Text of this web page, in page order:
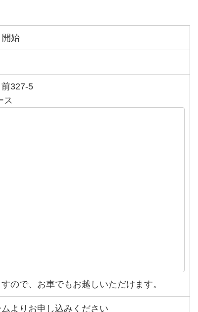
開始
327-5
ス
ので、お車でもお越しいただけます。
よりお申し込みください